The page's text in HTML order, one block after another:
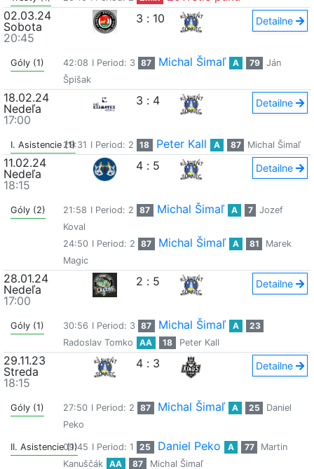
02.03.24
Sobota
20:45
3 : 10 Detailne
Góly (1) 42:08 I Period: 3 87 Michal Šimaľ A 79
Ján
Špišak
18.02.24
Nedeľa
17:00
3 : 4 Detailne
I. Asistencie (1)29:31 I Period: 2 18 Peter Kall A 87 Michal Šimaľ
11.02.24
Nedeľa
18:15
4 : 5 Detailne
Góly (2) 21:58 I Period: 2 87 Michal Šimaľ A 7
Jozef
Koval
24:50 I Period: 2 87 Michal Šimaľ A 81
Marek
Magic
28.01.24
Nedeľa
17:00
2 : 5 Detailne
Góly (1) 30:56 I Period: 3 87 Michal Šimaľ A
23
Radoslav Tomko
AA 18 Peter Kall
29.11.23
Streda
18:15
4 : 3 Detailne
Góly (1) 27:50 I Period: 2 87 Michal Šimaľ A 25
Daniel
Peko
II. Asistencie (1)
09:45 I Period: 1 25 Daniel Peko A 77
Martin
Kanuščák
AA 87 Michal Šimaľ